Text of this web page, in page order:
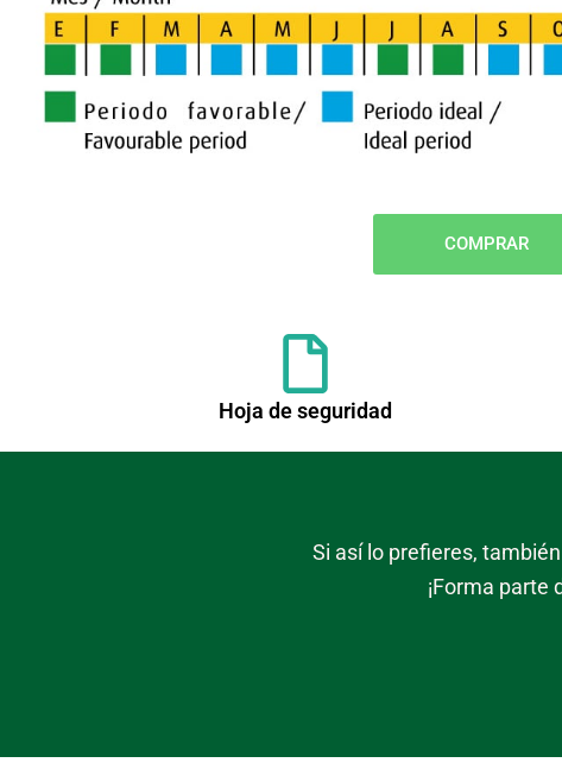
COMPRAR
Hoja de seguridad
Si así lo prefieres,
¡Forma parte